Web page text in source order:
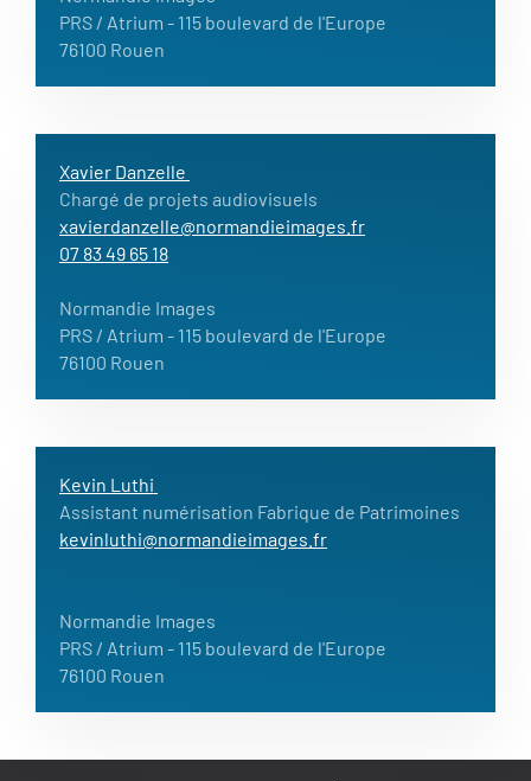
PRS / Atrium - 115 boulevard de l'Europe
76100 Rouen
Xavier Danzelle
Chargé de projets audiovisuels
xavierdanzelle@normandieimages.fr
07 83 49 65 18
Normandie Images
PRS / Atrium - 115 boulevard de l'Europe
76100 Rouen
Kevin Luthi
Assistant numérisation Fabrique de Patrimoines
kevinluthi@normandieimages.fr
Normandie Images
PRS / Atrium - 115 boulevard de l'Europe
76100 Rouen